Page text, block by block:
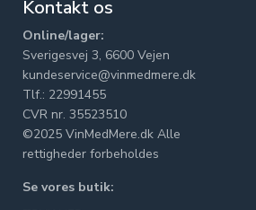
Kontakt os
Online/lager:
Sverigesvej 3, 6600 Vejen
kundeservice@vinmedmere.dk
Tlf.: 22991455
CVR nr. 35523510
©2025 VinMedMere.dk Alle
rettigheder forbeholdes
Se vores butik: